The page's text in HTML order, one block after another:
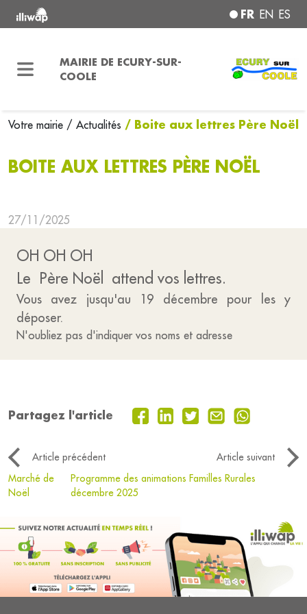
FR EN ES
MAIRIE DE ECURY-SUR-
COOLE
Votre mairie / Actualités / Boite aux lettres Père Noël
BOITE AUX LETTRES PÈRE NOËL
27/11/2025
OH OH OH
Le Père Noël attend vos lettres.
Vous avez jusqu'au 19 décembre pour les y
déposer.
N'oubliez pas d'indiquer vos noms et adresse
Partagez l'article
Article précédent
Article suivant
Marché de
Noël
Programme des animations Familles Rurales
décembre 2025